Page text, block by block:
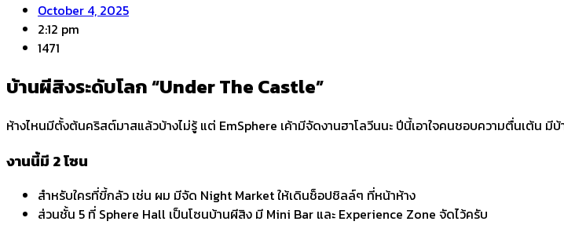
October 4, 2025
2:12 pm
1471
บ้านผีสิงระดับโลก “Under The Castle”
ห้างไหนมีตั้งต้นคริสต์มาสแล้วบ้างไม่รู้ แต่ EmSphere เค้ามีจัดงานฮาโลวีนนะ ปีนี้เอาใจคนชอบความตื่นเต้น
​งานนี้มี 2 โซน
สำหรับใครที่ขี้กลัว เช่น ผม มีจัด Night Market ให้เดินช็อปชิลล์ๆ ที่หน้าห้าง
ส่วนชั้น 5 ที่ Sphere Hall เป็นโซนบ้านผีสิง มี Mini Bar และ Experience Zone จัดไว้ครับ